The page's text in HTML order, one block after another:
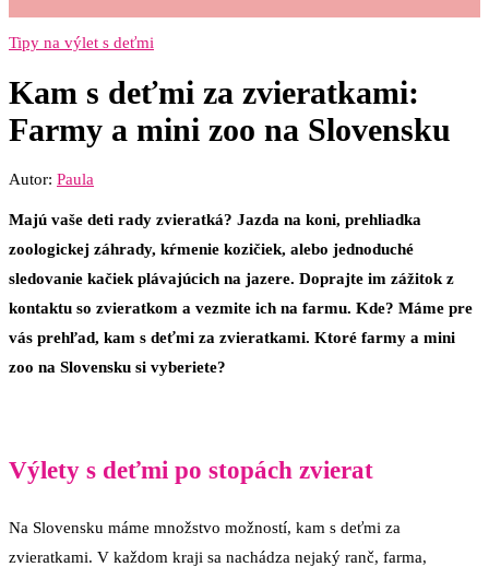
Tipy na výlet s deťmi
Kam s deťmi za zvieratkami:
Farmy a mini zoo na Slovensku
Autor: Paula
Majú vaše deti rady zvieratká? Jazda na koni, prehliadka
zoologickej záhrady, kŕmenie kozičiek, alebo jednoduché
sledovanie kačiek plávajúcich na jazere. Doprajte im zážitok z
kontaktu so zvieratkom a vezmite ich na farmu. Kde? Máme pre
vás prehľad, kam s deťmi za zvieratkami. Ktoré farmy a mini
zoo na Slovensku si vyberiete?
Výlety s deťmi po stopách zvierat
Na Slovensku máme množstvo možností, kam s deťmi za
zvieratkami. V každom kraji sa nachádza nejaký ranč, farma,